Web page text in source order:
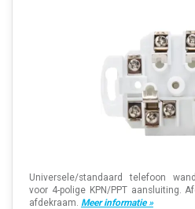
Universele/standaard telefoon
voor 4-polige KPN/PPT aansluiting.
afdekraam. Meer informatie »